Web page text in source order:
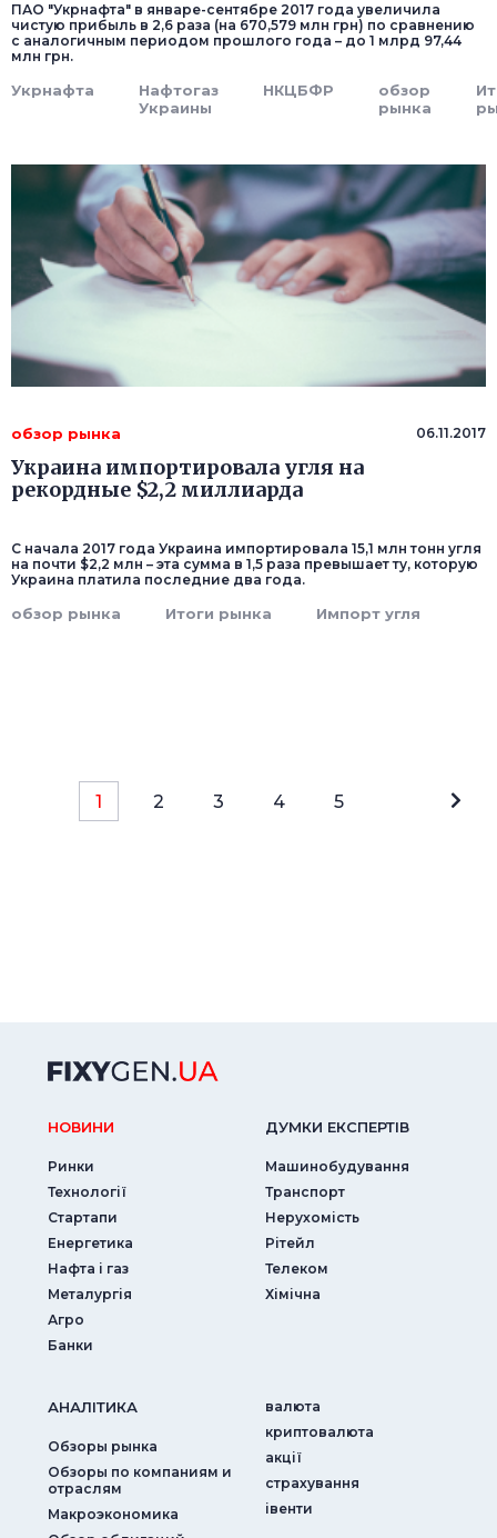
ПАО "Укрнафта" в январе-сентябре 2017 года увеличила
чистую прибыль в 2,6 раза (на 670,579 млн грн) по сравнению
с аналогичным периодом прошлого года – до 1 млрд 97,44
млн грн.
Укрнафта
Нафтогаз
Украины
НКЦБФР
обзор
рынка
обзор рынка 06.11.2017
Украина импортировала угля на
рекордные $2,2 миллиарда
С начала 2017 года Украина импортировала 15,1 млн тонн угля
на почти $2,2 млн – эта сумма в 1,5 раза превышает ту, которую
Украина платила последние два года.
обзор рынка Итоги рынка Импорт угля
1 2 3 4 5
НОВИНИ
Ринки
Технології
Стартапи
Енергетика
Нафта і газ
Металургія
Агро
Банки
ДУМКИ ЕКСПЕРТIВ
Машинобудування
Транспорт
Нерухомість
Рітейл
Телеком
Хімічна
АНАЛIТИКА
Обзоры рынка
Обзоры по компаниям и
отраслям
Макроэкономика
валюта
криптовалюта
акції
страхування
iвенти